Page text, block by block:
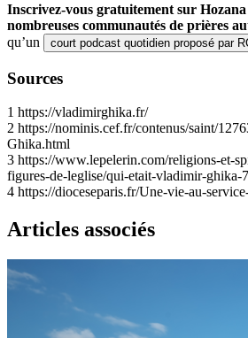
Inscrivez-vous gratuitement sur Hozana
nombreuses communautés de prières
qu’un
court podcast quotidien proposé par
Sources
1 https://vladimirghika.fr/
2 https://nominis.cef.fr/contenus/saint/
Ghika.html
3 https://www.lepelerin.com/religions-et-
figures-de-leglise/qui-etait-vladimir-ghika-
4 https://dioceseparis.fr/Une-vie-au-
Articles associés